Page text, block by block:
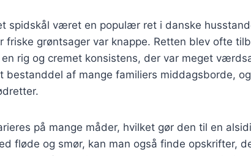
spidskål været en populær ret i danske
friske grøntsager var knappe. Retten blev ofte
rig og cremet konsistens, der var meget
bestanddel af mange familiers middagsborde,
på mange måder, hvilket gør den til en
fløde og smør, kan man også finde opskrifter,